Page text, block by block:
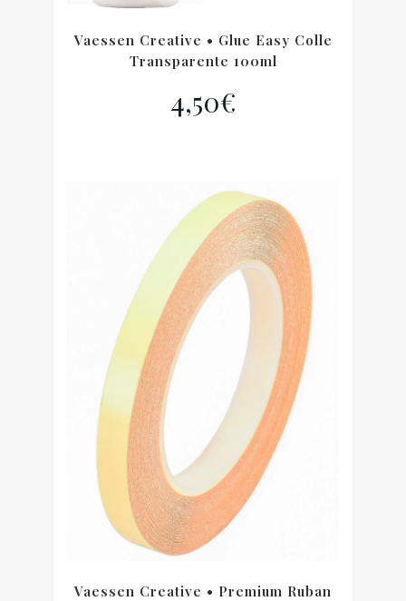
Vaessen Creative • Glue Easy Colle
Transparente 100ml
4,50€
Vaessen Creative • Premium Ruban